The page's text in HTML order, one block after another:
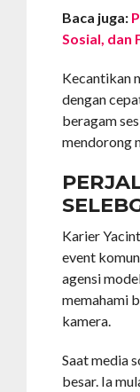
Baca juga:
Sosial, dan
Kecantikan
dengan
beragam
mendorong
Karier
event
agensi
memahami
kamera.
Saat media
besar. Ia